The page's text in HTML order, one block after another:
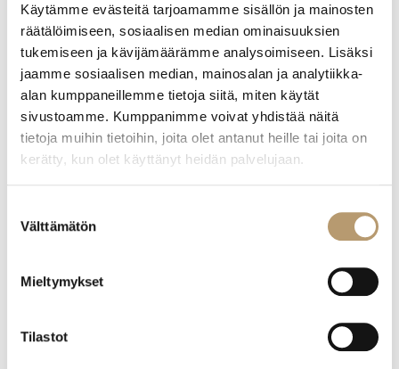
Käytämme evästeitä tarjoamamme sisällön ja mainosten
räätälöimiseen, sosiaalisen median ominaisuuksien
tukemiseen ja kävijämäärämme analysoimiseen. Lisäksi
jaamme sosiaalisen median, mainosalan ja analytiikka-
alan kumppaneillemme tietoja siitä, miten käytät
sivustoamme. Kumppanimme voivat yhdistää näitä
tietoja muihin tietoihin, joita olet antanut heille tai joita on
kerätty, kun olet käyttänyt heidän palvelujaan.
valinta
Välttämätön
Mieltymykset
Tilastot
1. Osaa työkalut hyvin
Suunnitteluohjelmat ovat graafikoiden vasaroita ja poria
ja suunnittelijan pitää hallita työkalunsa. Esimerkiksi
Adoben Illustrator eli ”Illu” on ohjelma, jota voi käyttää
tyhmästi tai viisaasti. Viisas opettelee perusteet kunnolla
ja säästää jatkossa paljon aikaa. Näin ohjelma ei rajoita
Jannen opetuksessa työkalu otetaan haltuun
pidä kangistua vaan ottaa avoimesti vastaan muutokset
2. Ymmärrä suunnittelun koko prosessi